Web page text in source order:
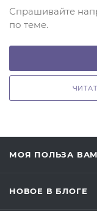
Спрашивайте
по теме.
МОЯ ПОЛЬЗА ВАМ
НОВОЕ В БЛОГЕ